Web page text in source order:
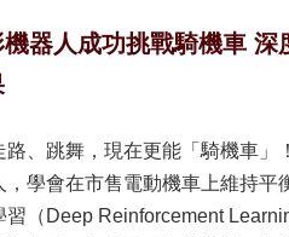
機器人成功挑戰騎機車
路、跳舞，現在更能「騎機車」
，學會在市售電動機車上維持平
習（Deep Reinforcement